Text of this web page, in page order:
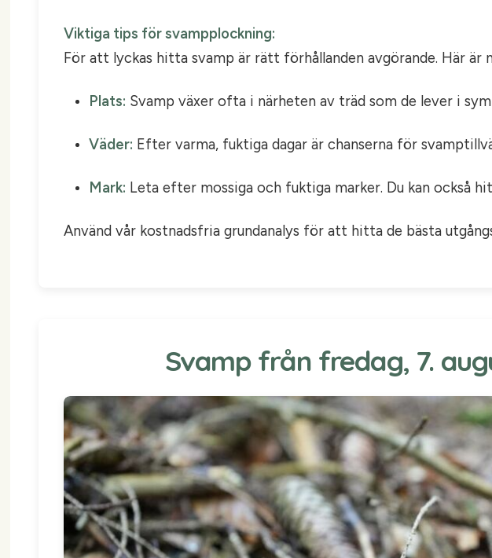
Viktiga tips för svampplockning:
För att lyckas hitta svamp är rätt förhållanden avgörande. Här är
Plats: Svamp växer ofta i närheten av träd som de lever i
Väder: Efter varma, fuktiga dagar är chanserna för
Mark: Leta efter mossiga och fuktiga marker. Du kan också
Använd vår kostnadsfria grundanalys för att hitta de bästa
Svamp från fredag, 7.